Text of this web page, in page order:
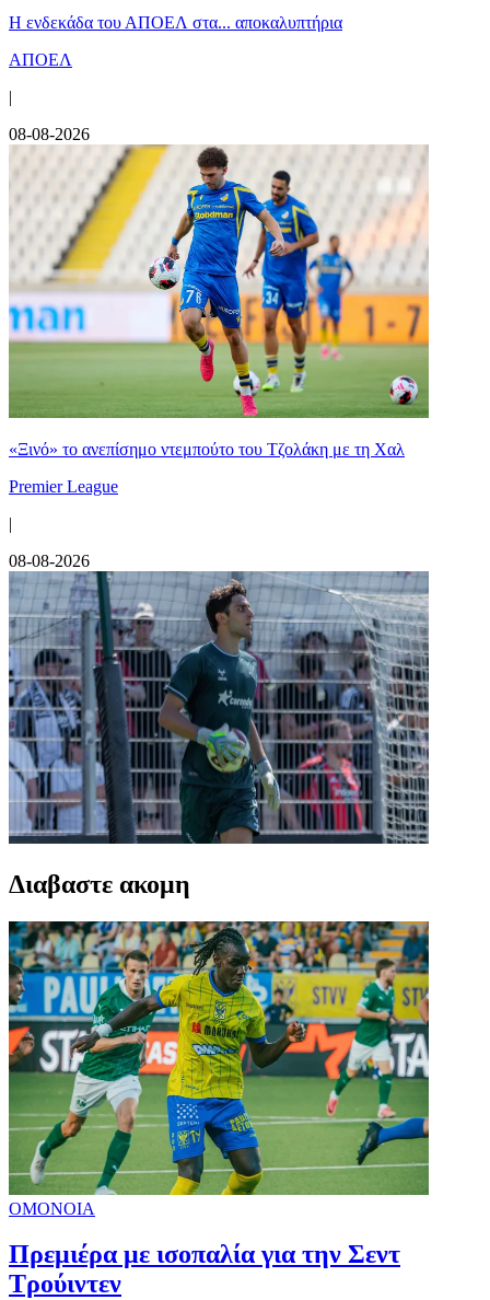
Η ενδεκάδα του ΑΠΟΕΛ στα... αποκαλυπτήρια
ΑΠΟΕΛ
|
08-08-2026
«Ξινό» το ανεπίσημο ντεμπούτο του Τζολάκη με τη Χαλ
Premier League
|
08-08-2026
Διαβαστε ακομη
ΟΜΟΝΟΙΑ
Πρεμιέρα με ισοπαλία για την Σεντ
Τρούιντεν